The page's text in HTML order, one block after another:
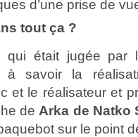
d’une prise de
tout ça ?
qui était jugée
à savoir la
et le réalisateur et
de Arka de Natko
sur le point